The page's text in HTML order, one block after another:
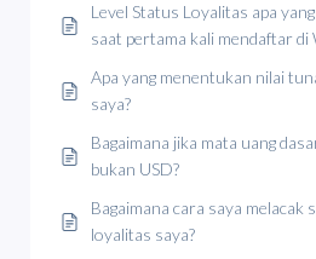
Level Status Loyalitas apa
saat pertama kali mendaftar
Apa yang menentukan nilai
saya?
Bagaimana jika mata uang
bukan USD?
Bagaimana cara saya melacak
loyalitas saya?